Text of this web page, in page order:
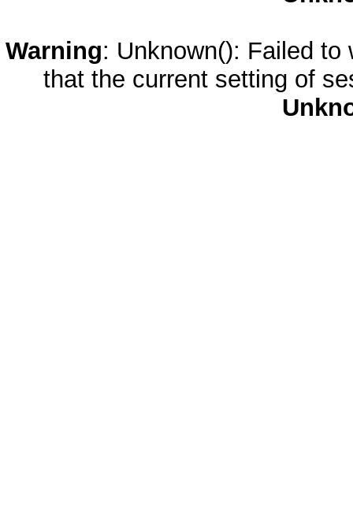
Warning: Unknown(): Failed
that the current setting of